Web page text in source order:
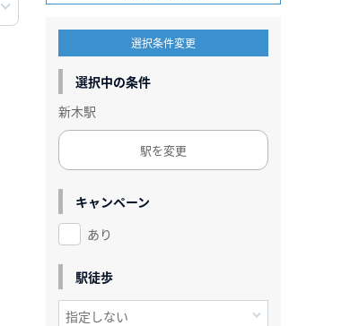
選択条件変更
選択中の条件
新木駅
駅を変更
キャンペーン
あり
駅徒歩